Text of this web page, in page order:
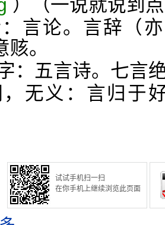
）（一说就说到
言论。言辞（亦
。
：五言诗。七言
无义：言归于
试试手机扫一扫
在你手机上继续浏览此页面